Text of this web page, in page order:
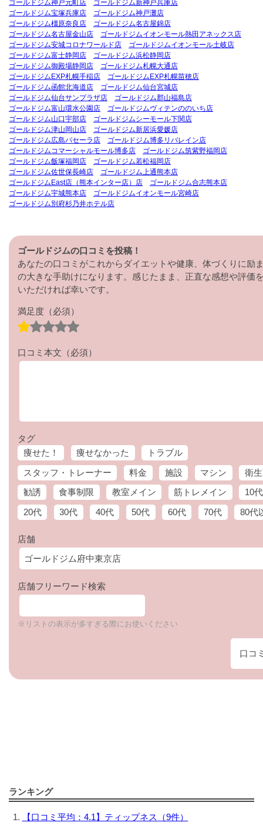
ゴールドジム神戸元町店
ゴールドジム新神戸兵庫店
ゴールドジム宝塚兵庫店
ゴールドジム神戸灘店
ゴールドジム橿原奈良店
ゴールドジム名古屋錦店
ゴールドジム名古屋金山店
ゴールドジムイオンモール熱田アネックス店
ゴールドジム安城コロナワールド店
ゴールドジムイオンモール土岐店
ゴールドジム富士静岡店
ゴールドジム浜松静岡店
ゴールドジム御殿場静岡店
ゴールドジム札幌大通店
ゴールドジムEXP札幌手稲店
ゴールドジムEXP札幌苗穂店
ゴールドジム函館北海道店
ゴールドジム仙台宮城店
ゴールドジム仙台サンプラザ店
ゴールドジム郡山福島店
ゴールドジム富山環水公園店
ゴールドジムヴィテンののいち店
ゴールドジム山口宇部店
ゴールドジムシーモール下関店
ゴールドジム津山岡山店
ゴールドジム新居浜愛媛店
ゴールドジム広島パセーラ店
ゴールドジム博多リバレイン店
ゴールドジムコマーシャルモール博多店
ゴールドジム筑紫野福岡店
ゴールドジム飯塚福岡店
ゴールドジム若松福岡店
ゴールドジム佐世保長崎店
ゴールドジム上通熊本店
ゴールドジムEast店（熊本インター店）店
ゴールドジム合志熊本店
ゴールドジム宇城熊本店
ゴールドジムイオンモール宮崎店
ゴールドジム別府杉乃井ホテル店
ゴールドジムの口コミを投稿！
あなたの口コミがこれからダイエットや健康、体づくりに励
の大きな手助けになります。感じたまま、正直な感想や評価
いただければ幸いです。
満足度 （必須）
口コミ本文 （必須）
タグ
痩せた！
痩せなかった
トラブル
スタッフ・トレーナー
料金 施設 マシン
衛
勧誘
食事制限 教室メイン 筋トレメイン
10代
20代
30代 40代 50代 60代 70代 80代
店舗
店舗フリーワード検索
※リストの表示が多すぎる際にお使いください
口コ
ランキング
【口コミ平均：4.1】ティップネス（9件）